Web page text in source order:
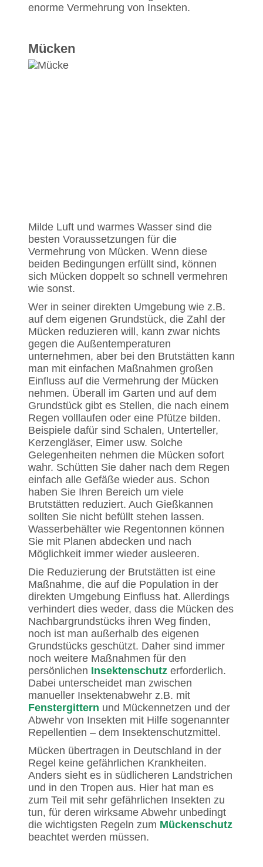
enorme Vermehrung von Insekten.
Mücken
Milde Luft und warmes Wasser sind die
besten Voraussetzungen für die
Vermehrung von Mücken. Wenn diese
beiden Bedingungen erfüllt sind, können
sich Mücken doppelt so schnell vermehren
wie sonst.
Wer in seiner direkten Umgebung wie z.B.
auf dem eigenen Grundstück, die Zahl der
Mücken reduzieren will, kann zwar nichts
gegen die Außentemperaturen
unternehmen, aber bei den Brutstätten kann
man mit einfachen Maßnahmen großen
Einfluss auf die Vermehrung der Mücken
nehmen. Überall im Garten und auf dem
Grundstück gibt es Stellen, die nach einem
Regen volllaufen oder eine Pfütze bilden.
Beispiele dafür sind Schalen, Unterteller,
Kerzengläser, Eimer usw. Solche
Gelegenheiten nehmen die Mücken sofort
wahr. Schütten Sie daher nach dem Regen
einfach alle Gefäße wieder aus. Schon
haben Sie Ihren Bereich um viele
Brutstätten reduziert. Auch Gießkannen
sollten Sie nicht befüllt stehen lassen.
Wasserbehälter wie Regentonnen können
Sie mit Planen abdecken und nach
Möglichkeit immer wieder ausleeren.
Die Reduzierung der Brutstätten ist eine
Maßnahme, die auf die Population in der
direkten Umgebung Einfluss hat. Allerdings
verhindert dies weder, dass die Mücken des
Nachbargrundstücks ihren Weg finden,
noch ist man außerhalb des eigenen
Grundstücks geschützt. Daher sind immer
noch weitere Maßnahmen für den
persönlichen Insektenschutz erforderlich.
Dabei unterscheidet man zwischen
manueller Insektenabwehr z.B. mit
Fenstergittern und Mückennetzen und der
Abwehr von Insekten mit Hilfe sogenannter
Repellentien – dem Insektenschutzmittel.
Mücken übertragen in Deutschland in der
Regel keine gefährlichen Krankheiten.
Anders sieht es in südlicheren Landstrichen
und in den Tropen aus. Hier hat man es
zum Teil mit sehr gefährlichen Insekten zu
tun, für deren wirksame Abwehr unbedingt
die wichtigsten Regeln zum Mückenschutz
beachtet werden müssen.